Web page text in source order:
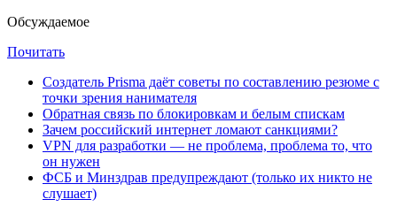
Обсуждаемое
Почитать
Создатель Prisma даёт советы по составлению резюме с
точки зрения нанимателя
Обратная связь по блокировкам и белым спискам
Зачем российский интернет ломают санкциями?
VPN для разработки — не проблема, проблема то, что
он нужен
ФСБ и Минздрав предупреждают (только их никто не
слушает)